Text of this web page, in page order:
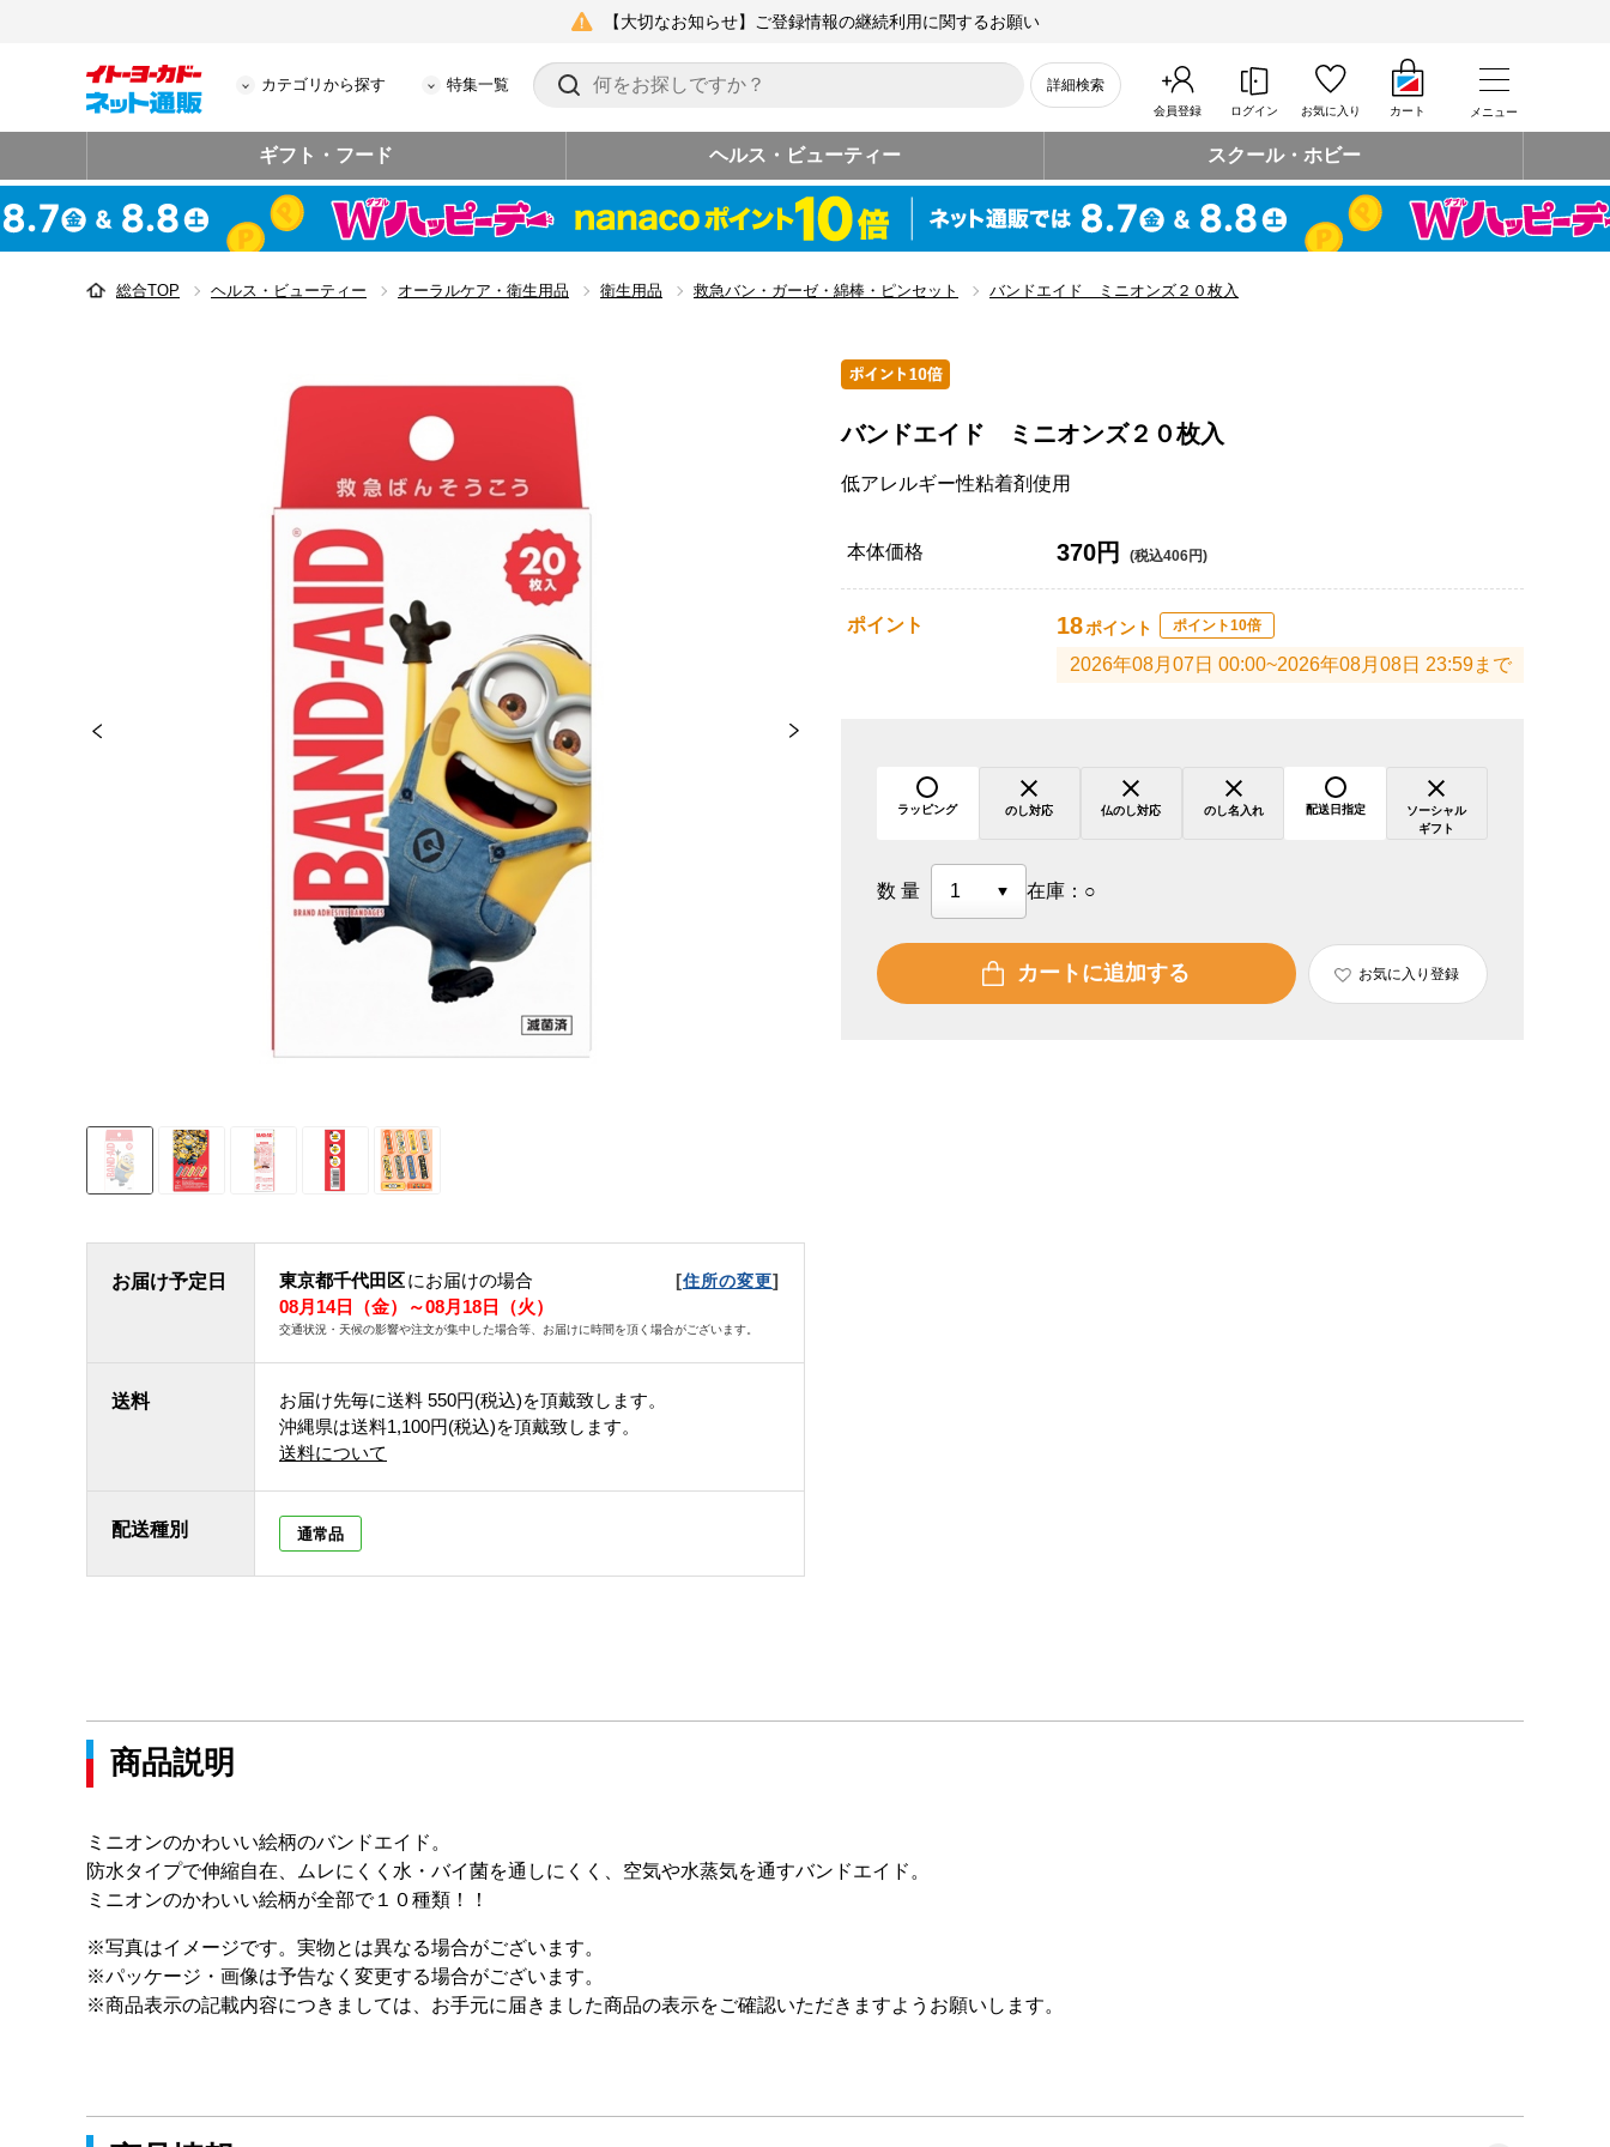
【大切なお知らせ】ご登録情報の継続利用に関するお願い
カテゴリから探す 特集一覧 詳細検索
会員登録 ログイン お気に入り カート メニュー
ギフト・フード ヘルス・ビューティー スクール・ホビー
総合TOP ヘルス・ビューティー オーラルケア・衛生用品 衛生用品 救急バン・ガーゼ・綿棒・ピンセット バンドエイド ミニオンズ２０枚入
お届け予定日 東京都千代田区にお届けの場合 [住所の変更]
08月14日（金）～08月18日（火）
交通状況・天候の影響や注文が集中した場合等、お届けに時間を頂く場合がございます。
送料 お届け先毎に送料 550円(税込)を頂戴致します。
沖縄県は送料1,100円(税込)を頂戴致します。
送料について
配送種別 通常品
バンドエイド ミニオンズ２０枚入
低アレルギー性粘着剤使用
本体価格 370円 (税込406円)
ポイント 18ポイント ポイント10倍
2026年08月07日 00:00~2026年08月08日 23:59まで
ラッピング のし対応 仏のし対応 のし名入れ 配送日指定
ソーシャル
ギフト
数量 在庫： ○
カートに追加する お気に入り登録
商品説明
ミニオンのかわいい絵柄のバンドエイド。
防水タイプで伸縮自在、ムレにくく水・バイ菌を通しにくく、空気や水蒸気を通すバンドエイド。
ミニオンのかわいい絵柄が全部で１０種類！！
※写真はイメージです。実物とは異なる場合がございます。
※パッケージ・画像は予告なく変更する場合がございます。
※商品表示の記載内容につきましては、お手元に届きました商品の表示をご確認いただきますようお願いします。